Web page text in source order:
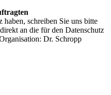
haben, schreiben Sie uns bitte
an die für den Datenschutz
Dr. Schropp